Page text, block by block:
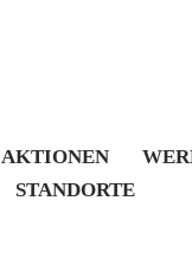
AKTIONEN
STANDORTE